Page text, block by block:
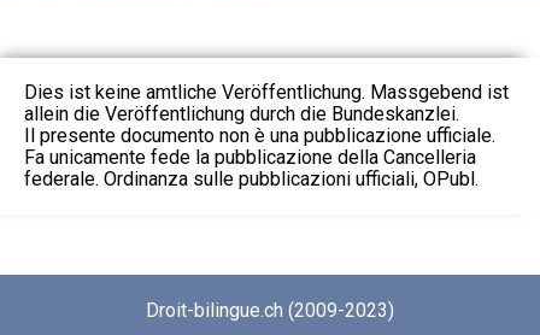
Dies ist keine amtliche Veröffentlichung. Massgebend ist
allein die Veröffentlichung durch die Bundeskanzlei.
Il presente documento non è una pubblicazione ufficiale.
Fa unicamente fede la pubblicazione della Cancelleria
federale. Ordinanza sulle pubblicazioni ufficiali, OPubl.
Droit-bilingue.ch (2009-2023)